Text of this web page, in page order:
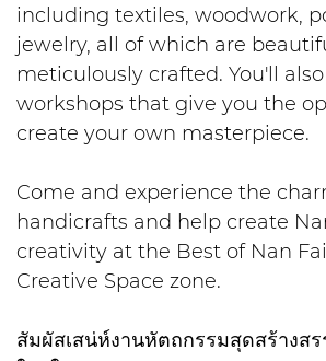
including textiles, woodwork,
jewelry, all of which are
meticulously crafted. You'll
workshops that give you the
create your own masterpiece.
Come and experience the
handicrafts and help create
creativity at the Best of Nan
Creative Space zone.
สัมผัสเสน่ห์งานหัตถกรรมสุดสร้างส